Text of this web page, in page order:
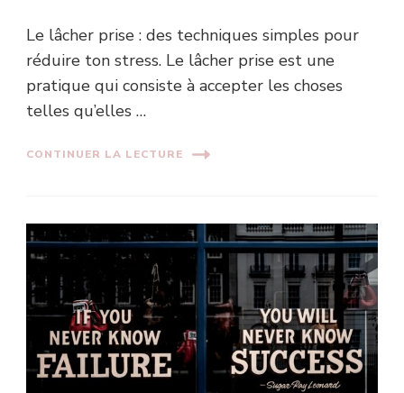
Le lâcher prise : des techniques simples pour
réduire ton stress. Le lâcher prise est une
pratique qui consiste à accepter les choses
telles qu’elles …
CONTINUER LA LECTURE